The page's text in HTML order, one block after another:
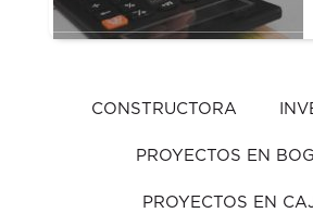
CONSTRUCTORA
PROYECTOS EN
PROYECTOS EN